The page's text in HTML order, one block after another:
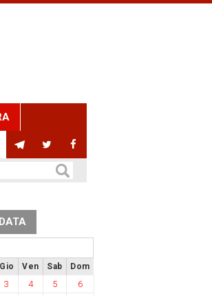
Gio Ven Sab Dom
3 4 5
6